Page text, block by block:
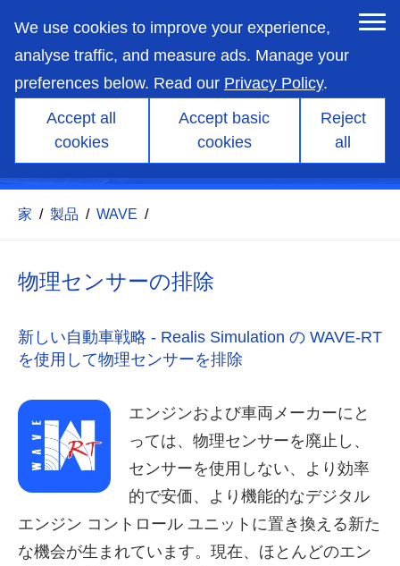
We use cookies to improve your experience,
analyse traffic, and measure ads. Manage your
preferences below. Read our Privacy Policy.
Accept all
cookies
Accept basic
cookies
Reject
all
main
content
ケーススタディ - 物理センサ
ーの排除
家 / 製品 / WAVE /
物理センサーの排除
新しい自動車戦略 - Realis Simulation の WAVE-RT
を使用して物理センサーを排除
エンジンおよび車両メーカーにと
っては、物理センサーを廃止し、
センサーを使用しない、より効率
的で安価、より機能的なデジタル
エンジン コントロール ユニットに置き換える新た
な機会が生まれています。現在、ほとんどのエン